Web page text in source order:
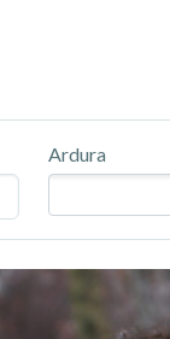
Ardura